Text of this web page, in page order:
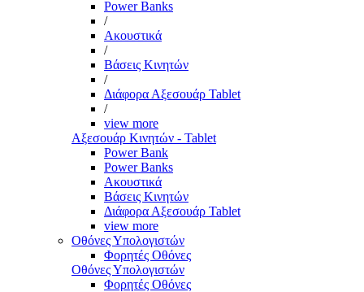
Power Banks
/
Ακουστικά
/
Βάσεις Κινητών
/
Διάφορα Αξεσουάρ Tablet
/
view more
Αξεσουάρ Κινητών - Tablet
Power Bank
Power Banks
Ακουστικά
Βάσεις Κινητών
Διάφορα Αξεσουάρ Tablet
view more
Οθόνες Υπολογιστών
Φορητές Οθόνες
Οθόνες Υπολογιστών
Φορητές Οθόνες